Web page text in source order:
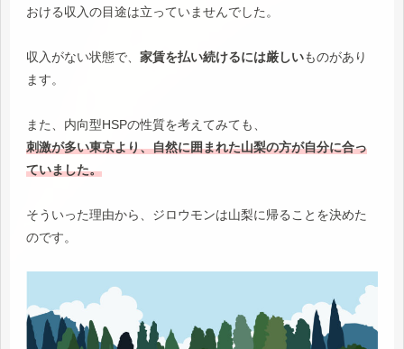
おける収入の目途は立っていませんでした。
収入がない状態で、 家賃を払い続けるには厳しいものがあり
ます。
また、内向型HSPの性質を考えてみても、
刺激が多い東京より、自然に囲まれた山梨の方が自分に合っ
ていました。
そういった理由から、ジロウモンは山梨に帰ることを決めた
のです。